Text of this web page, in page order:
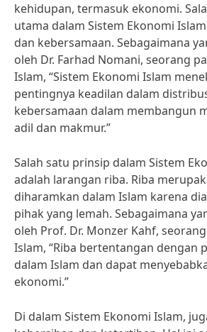
kehidupan, termasuk ekonomi.
utama dalam Sistem Ekonomi
dan kebersamaan. Sebagaimana
oleh Dr. Farhad Nomani, seorang
Islam, “Sistem Ekonomi Islam
pentingnya keadilan dalam
kebersamaan dalam membangun
adil dan makmur.”
Salah satu prinsip dalam Sistem
adalah larangan riba. Riba
diharamkan dalam Islam karena
pihak yang lemah. Sebagaimana
oleh Prof. Dr. Monzer Kahf,
Islam, “Riba bertentangan dengan
dalam Islam dan dapat
ekonomi.”
Di dalam Sistem Ekonomi Islam,